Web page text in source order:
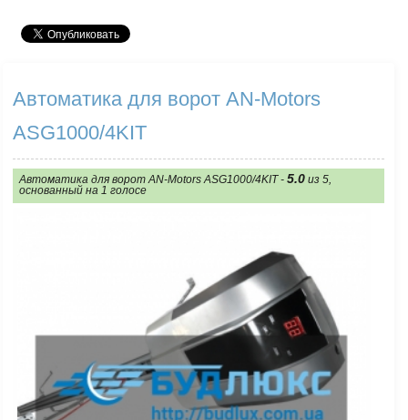
Автоматика для ворот AN-Motors
ASG1000/4KIT
Автоматика для ворот AN-Motors ASG1000/4KIT- 5.0 из 5,
основанный на 1 голосе